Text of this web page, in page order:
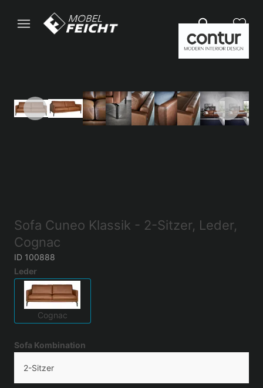
Sofa Cuneo Klassik - 2-Sitzer, Leder,
Cognac
ID 100888
Leder
Cognac
Sofa Kombination
2-Sitzer